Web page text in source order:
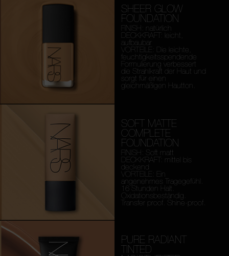
SHEER GLOW
FOUNDATION
FINISH: natürlich
DECKKRAFT: leicht,
aufbaubar
VORTEILE: Die leichte,
feuchtigkeitsspendende
Formulierung verbessert
die Strahlkraft der Haut und
sorgt für einen
gleichmäßigen Hautton.
SOFT MATTE
COMPLETE
FOUNDATION
FINISH: Soft matt
DECKKRAFT: mittel bis
deckend
VORTEILE: Ein
angenehmes Tragegefühl.
16 Stunden Halt.
Oxidationsbeständig.
Transfer proof. Shine-proof.
PURE RADIANT
TINTED